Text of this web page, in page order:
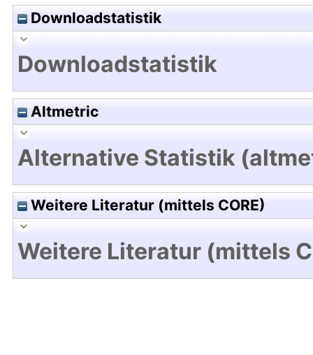
Downloadstatistik
Downloadstatistik
Altmetric
Alternative Statistik
Weitere Literatur (mittels CORE)
Weitere Literatur (mittels